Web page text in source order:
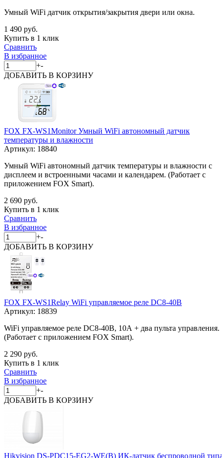
Умный WiFi датчик открытия/закрытия двери или окна.
1 490 руб.
Купить в 1 клик
Сравнить
В избранное
+-
ДОБАВИТЬ В КОРЗИНУ
FOX FX-WS1Monitor Умный WiFi автономный датчик
температуры и влажности
Артикул: 18840
Умный WiFi автономный датчик температуры и влажности с
дисплеем и встроенными часами и календарем. (Работает c
приложением FOX Smart).
2 690 руб.
Купить в 1 клик
Сравнить
В избранное
+-
ДОБАВИТЬ В КОРЗИНУ
FOX FX-WS1Relay WiFi управляемое реле DC8-40В
Артикул: 18839
WiFi управляемое реле DC8-40В, 10А + два пульта управления.
(Работает c приложением FOX Smart).
2 290 руб.
Купить в 1 клик
Сравнить
В избранное
+-
ДОБАВИТЬ В КОРЗИНУ
Hikvision DS-PDC15-EG2-WE(B) ИК-датчик беспроводной